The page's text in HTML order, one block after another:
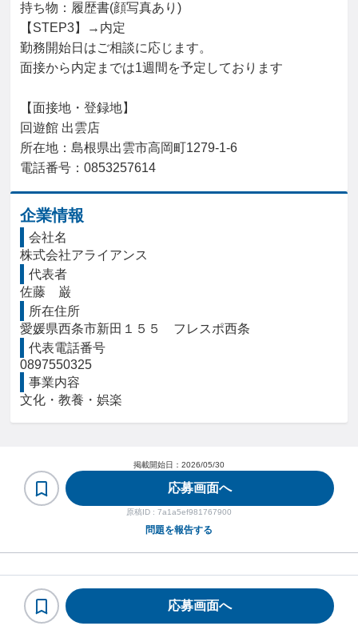
持ち物：履歴書(顔写真あり)
【STEP3】→内定
勤務開始日はご相談に応じます。
面接から内定までは1週間を予定しております
【面接地・登録地】
回遊館 出雲店
所在地：島根県出雲市高岡町1279-1-6
電話番号：0853257614
企業情報
会社名
株式会社アライアンス
代表者
佐藤　巌
所在住所
愛媛県西条市新田１５５　フレスポ西条
代表電話番号
0897550325
事業内容
文化・教養・娯楽
掲載開始日： 2026/05/30
応募画面へ
原稿ID : 7a1a5ef981767900
問題を報告する
応募画面へ